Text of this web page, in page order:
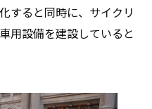
すると同時に、サイクリ
用設備を建設していると